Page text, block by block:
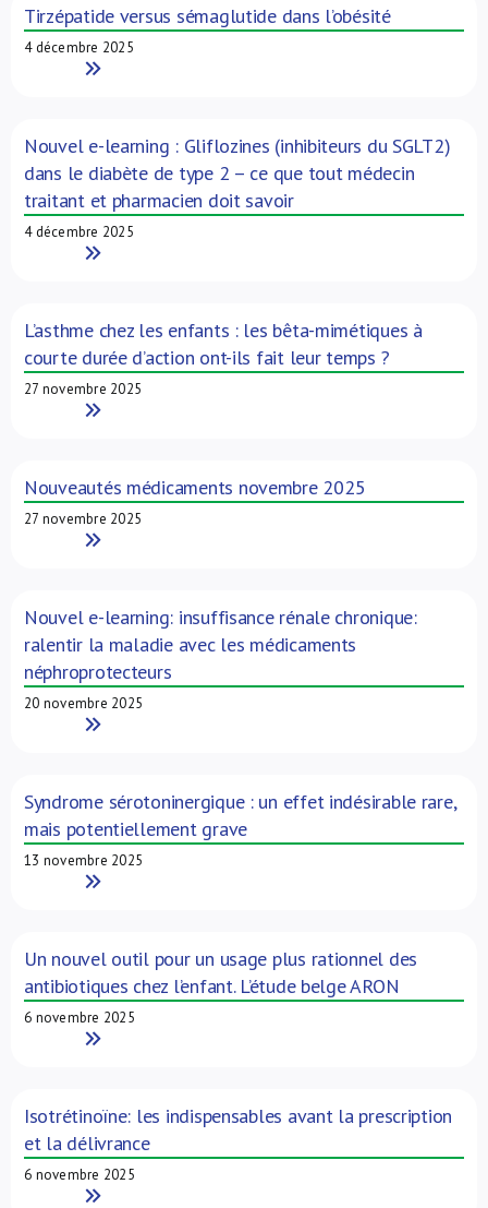
Tirzépatide versus sémaglutide dans l’obésité
4 décembre 2025
Read More
Nouvel e-learning : Gliflozines (inhibiteurs du SGLT2)
dans le diabète de type 2 – ce que tout médecin
traitant et pharmacien doit savoir
4 décembre 2025
Read More
L’asthme chez les enfants : les bêta-mimétiques à
courte durée d’action ont-ils fait leur temps ?
27 novembre 2025
Read More
Nouveautés médicaments novembre 2025
27 novembre 2025
Read More
Nouvel e-learning: insuffisance rénale chronique:
ralentir la maladie avec les médicaments
néphroprotecteurs
20 novembre 2025
Read More
Syndrome sérotoninergique : un effet indésirable rare,
mais potentiellement grave
13 novembre 2025
Read More
Un nouvel outil pour un usage plus rationnel des
antibiotiques chez l’enfant. L’étude belge ARON
6 novembre 2025
Read More
Isotrétinoïne: les indispensables avant la prescription
et la délivrance
6 novembre 2025
Read More